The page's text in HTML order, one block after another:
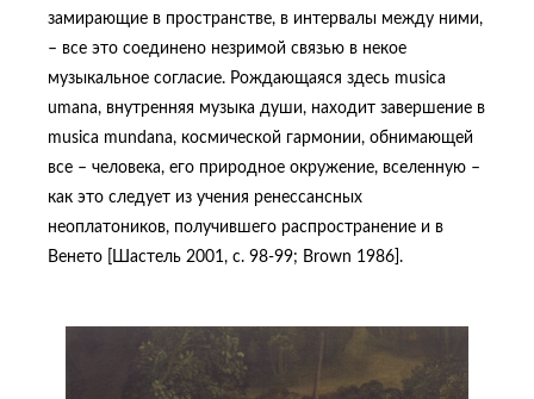
замирающие в пространстве, в интервалы между ними,
– все это соединено незримой связью в некое
музыкальное согласие. Рождающаяся здесь musica
umana, внутренняя музыка души, находит завершение в
musica mundanа, космической гармонии, обнимающей
все – человека, его природное окружение, вселенную –
как это следует из учения ренессансных
неоплатоников, получившего распространение и в
Венето [Шастель 2001, с. 98-99; Brown 1986].